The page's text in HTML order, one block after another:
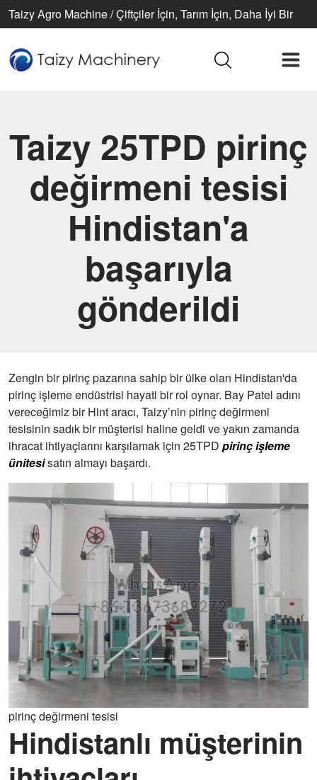
Taizy Agro Machine / Çiftçiler İçin, Tarım İçin, Daha İyi Bir
Taizy 25TPD pirinç
değirmeni tesisi
Hindistan'a
başarıyla
gönderildi
Zengin bir pirinç pazarına sahip bir ülke olan Hindistan'da
pirinç işleme endüstrisi hayati bir rol oynar. Bay Patel adını
vereceğimiz bir Hint aracı, Taizy’nin pirinç değirmeni
tesisinin sadık bir müşterisi haline geldi ve yakın zamanda
ihracat ihtiyaçlarını karşılamak için 25TPD pirinç işleme
ünitesisatın almayı başardı.
pirinç değirmeni tesisi
Hindistanlı müşterinin